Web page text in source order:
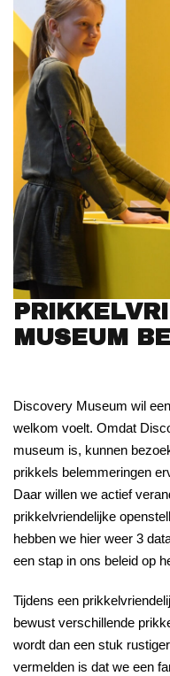
MUSEUM
Discovery Museum wil
welkom voelt. Omdat
museum is, kunnen
prikkels belemmeringen
Daar willen we actief
prikkelvriendelijke
hebben we hier weer 3
een stap in ons beleid op
Tijdens een
bewust verschillende
wordt dan een stuk
vermelden is dat we een